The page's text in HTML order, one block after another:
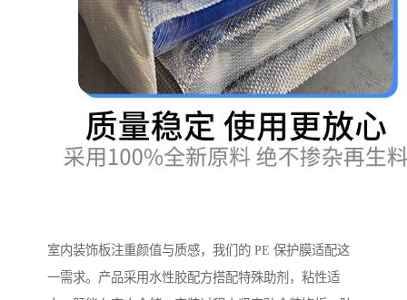
室内装饰板注重颜值与质感，我们的 PE 保护膜适配这
一需求。产品采用水性胶配方搭配特殊助剂，粘性适